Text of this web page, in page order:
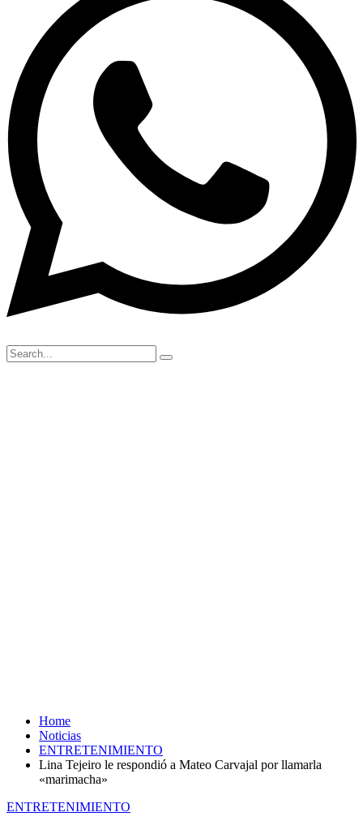
Home
Noticias
ENTRETENIMIENTO
Lina Tejeiro le respondió a Mateo Carvajal por llamarla
«marimacha»
ENTRETENIMIENTO